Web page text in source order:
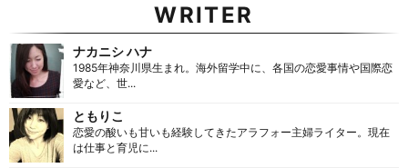
WRITER
ナカニシ ハナ
1985年神奈川県生まれ。海外留学中に、各国の恋愛事情や国際恋
愛など、世...
ともりこ
恋愛の酸いも甘いも経験してきたアラフォー主婦ライター。現在
は仕事と育児に...